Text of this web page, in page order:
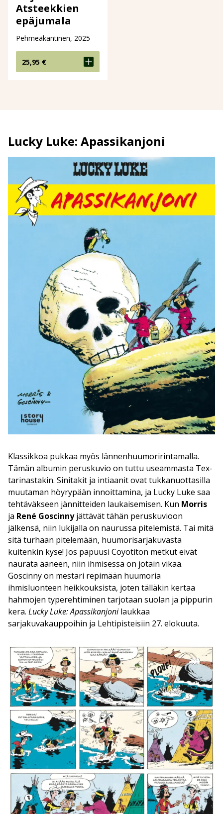
Atsteekkien
epäjumala
Pehmeäkantinen, 2025
25,95 €
Lucky Luke: Apassikanjoni
Klassikkoa pukkaa myös lännenhuumoririntamalla.
Tämän albumin peruskuvio on tuttu useammasta Tex-
tarinastakin. Sinitakit ja intiaanit ovat tukkanuottasilla
muutaman höyrypään innoittamina, ja Lucky Luke saa
tehtäväkseen jännitteiden laukaisemisen. Kun Morris
ja René Goscinnyjättävät tähän peruskuvioon
jälkensä, niin lukijalla on naurussa pitelemistä. Tai mitä
sitä turhaan pitelemään, huumorisarjakuvasta
kuitenkin kyse! Jos papuusi Coyotiton metkut eivät
naurata ääneen, niin ihmisessä on jotain vikaa.
Goscinny on mestari repimään huumoria
ihmisluonteen heikkouksista, joten tälläkin kertaa
hahmojen typerehtiminen tarjotaan suolan ja pippurin
kera. Lucky Luke: Apassikanjonilaukkaa
sarjakuvakauppoihin ja Lehtipisteisiin 27. elokuuta.